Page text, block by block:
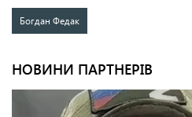
Богдан Федак